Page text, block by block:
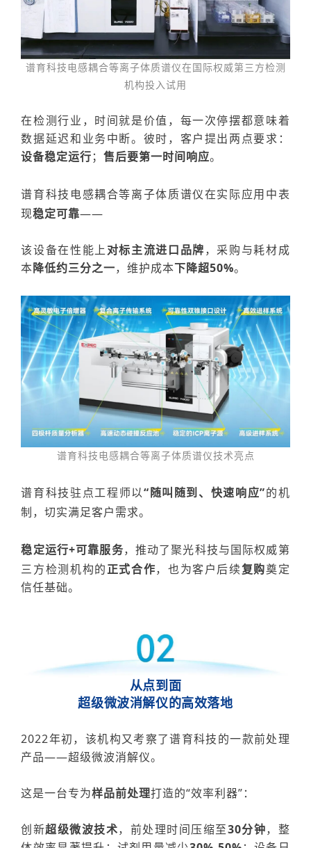
谱育科技电感耦合等离子体质谱仪在国际权威第三方检测
机构投入试用
在检测行业，时间就是价值，每一次停摆都意味着
数据延迟和业务中断。彼时， 客户提出两点要求：
设备稳定运行；售后要第一时间响应。
谱育科技电感耦合等离子体质谱仪在实际应用中表
现稳定可靠——
该设备在性能上对标主流进口品牌，采购与耗材成
本降低约三分之一，维护成本下降超50%。
谱育科技电感耦合等离子体质谱仪技术亮点
谱育科技驻点工程师以“随叫随到、快速响应”的机
制，切实满足客户需求。
稳定运行+可靠服务，推动了聚光科技与国际权威第
三方检测机构的正式合作，也为客户后续复购奠定
信任基础。
从点到面
超级微波消解仪的高效落地
2022年初，该机构又考察了谱育科技的一款前处理
产品——超级微波消解仪。
这是一台专为样品前处理打造的“效率利器”：
创新超级微波技术，前处理时间压缩至30分钟，整